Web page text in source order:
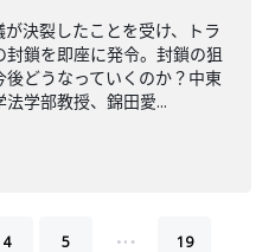
決裂したことを受け、トラ
鎖を即座に発令。封鎖の狙
どうなっていくのか？中東
学部教授、錦田愛...
4 5 … 19